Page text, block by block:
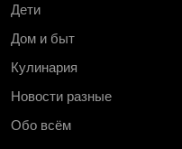
Дети
Дом и быт
Кулинария
Новости разные
Обо всём